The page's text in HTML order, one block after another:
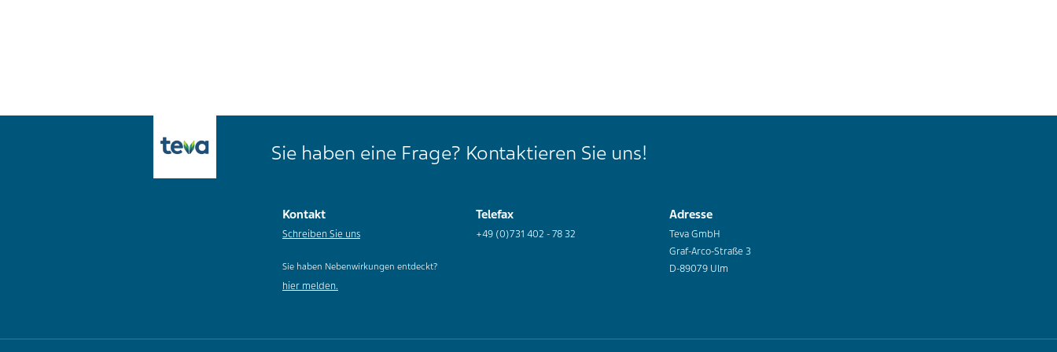
Sie haben eine Frage? Kontaktieren Sie uns!
Kontakt
Schreiben Sie uns
Sie haben Nebenwirkungen entdeckt?
hier melden.
Telefax
+49 (0)731 402 - 78 32
Adresse
Teva GmbH
Graf-Arco-Straße 3
D-89079 Ulm